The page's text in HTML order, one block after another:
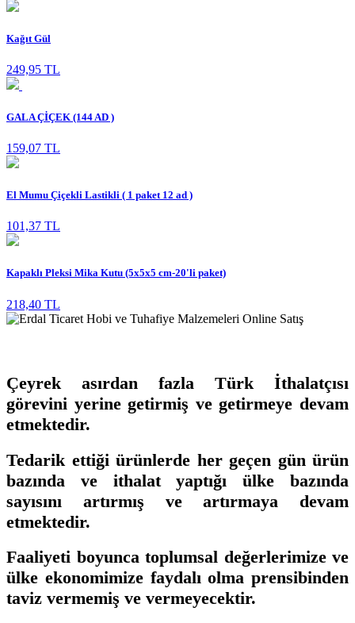
Kağıt Gül
249,95 TL
GALA ÇİÇEK (144 AD )
159,07 TL
El Mumu Çiçekli Lastikli ( 1 paket 12 ad )
101,37 TL
Kapaklı Pleksi Mika Kutu (5x5x5 cm-20'li paket)
218,40 TL
Çeyrek asırdan fazla Türk İthalatçısı
görevini yerine getirmiş ve getirmeye devam
etmektedir.
Tedarik ettiği ürünlerde her geçen gün ürün
bazında ve ithalat yaptığı ülke bazında
sayısını artırmış ve artırmaya devam
etmektedir.
Faaliyeti boyunca toplumsal değerlerimize ve
ülke ekonomimize faydalı olma prensibinden
taviz vermemiş ve vermeyecektir.